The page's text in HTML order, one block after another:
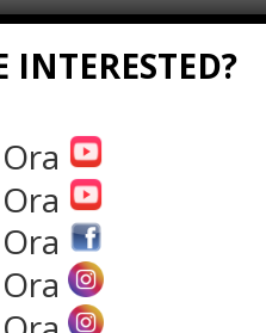
sostenibile per
è possibile
un servizio
optare per
di eventi più